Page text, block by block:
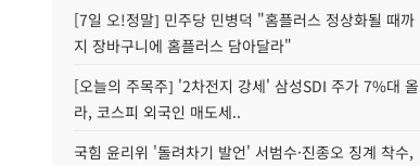
[7일 오!정말] 민주당 민병덕 "홈플러스 정상화될 때까
지 장바구니에 홈플러스 담아달라"
[오늘의 주목주] '2차전지 강세' 삼성SDI 주가 7%대 올
라, 코스피 외국인 매도세..
국힘 윤리위 '돌려차기 발언' 서범수·진종오 징계 착수,